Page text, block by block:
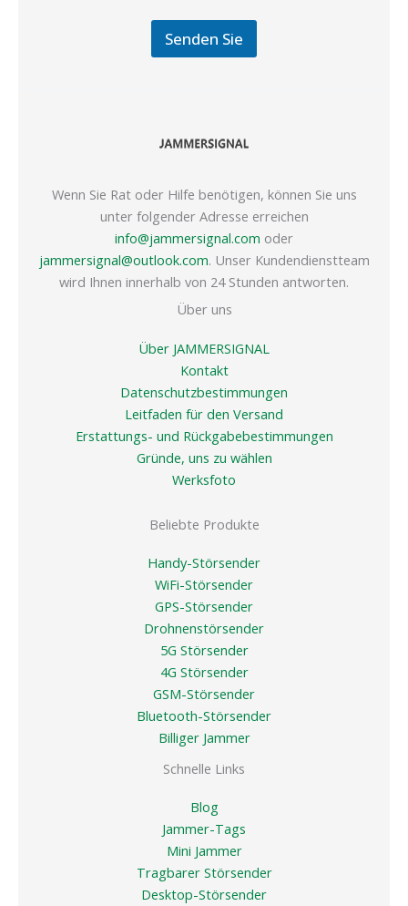
Senden Sie
Wenn Sie Rat oder Hilfe benötigen, können Sie uns
unter folgender Adresse erreichen
info@jammersignal.com oder
jammersignal@outlook.com. Unser Kundendienstteam
wird Ihnen innerhalb von 24 Stunden antworten.
Über uns
Über JAMMERSIGNAL
Kontakt
Datenschutzbestimmungen
Leitfaden für den Versand
Erstattungs- und Rückgabebestimmungen
Gründe, uns zu wählen
Werksfoto
Beliebte Produkte
Handy-Störsender
WiFi-Störsender
GPS-Störsender
Drohnenstörsender
5G Störsender
4G Störsender
GSM-Störsender
Bluetooth-Störsender
Billiger Jammer
Schnelle Links
Blog
Jammer-Tags
Mini Jammer
Tragbarer Störsender
Desktop-Störsender